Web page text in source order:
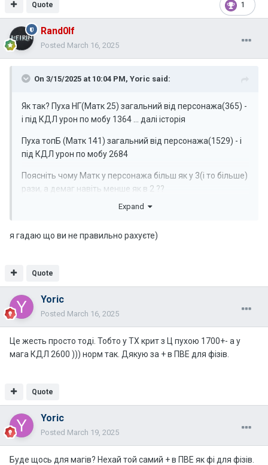
1
Quote
Rand0lf
Posted March 16, 2025
On 3/15/2025 at 10:04 PM, Yoric said:
Як так? Пуха НГ(Матк 25) загальний від персонажа(365) -
і під КДЛ урон по мобу 1364 ... далі історія
Пуха топБ (Матк 141) загальний від персонажа(1529) - і
під КДЛ урон по мобу 2684
Поясніть чому Матк у персонажа більш як у 3(і то більше)
рази, а демаг навіть менше як в 2 ??
Expand
я гадаю що ви не правильно рахуєте)
Quote
Yoric
Posted March 16, 2025
Це жесть просто тоді. Тобто у ТХ крит з Ц пухою 1700+- а у
мага КДЛ 2600 ))) норм так. Дякую за + в ПВЕ для фізів.
Quote
Yoric
Posted March 19, 2025
Буде щось для магів? Нехай той самий + в ПВЕ як фі для фізів.